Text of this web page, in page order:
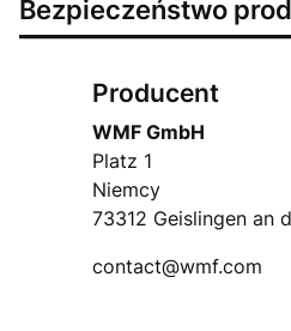
Bezpieczeństwo
Producent
WMF GmbH
Platz 1
Niemcy
73312 Geislingen an
contact@wmf.com